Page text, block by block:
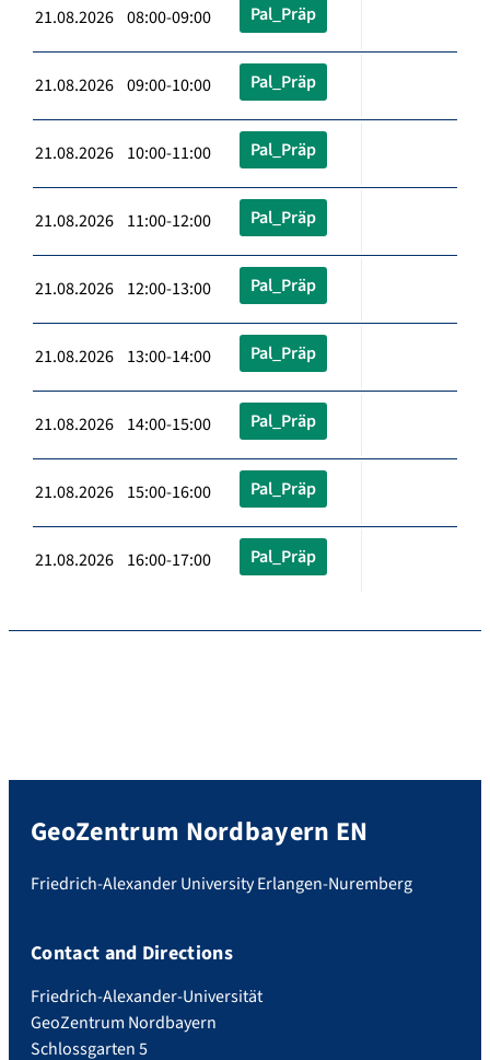
21.08.2026 08:00-09:00 Pal_Präp
21.08.2026 09:00-10:00 Pal_Präp
21.08.2026 10:00-11:00 Pal_Präp
21.08.2026 11:00-12:00 Pal_Präp
21.08.2026 12:00-13:00 Pal_Präp
21.08.2026 13:00-14:00 Pal_Präp
21.08.2026 14:00-15:00 Pal_Präp
21.08.2026 15:00-16:00 Pal_Präp
21.08.2026 16:00-17:00 Pal_Präp
GeoZentrum Nordbayern EN
Friedrich-Alexander University Erlangen-Nuremberg
Contact and Directions
Friedrich-Alexander-Universität
GeoZentrum Nordbayern
Schlossgarten 5